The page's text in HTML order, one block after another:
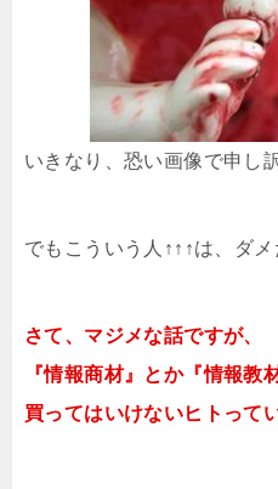
いきなり、恐い画像で申し
でもこういう人↑↑↑は、ダメ
さて、マジメな話ですが、
『情報商材』とか『情報教
買ってはいけないヒトって